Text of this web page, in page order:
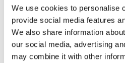
We use cookies to personalise
provide social media features
We also share information
our social media, advertising
may combine it with other